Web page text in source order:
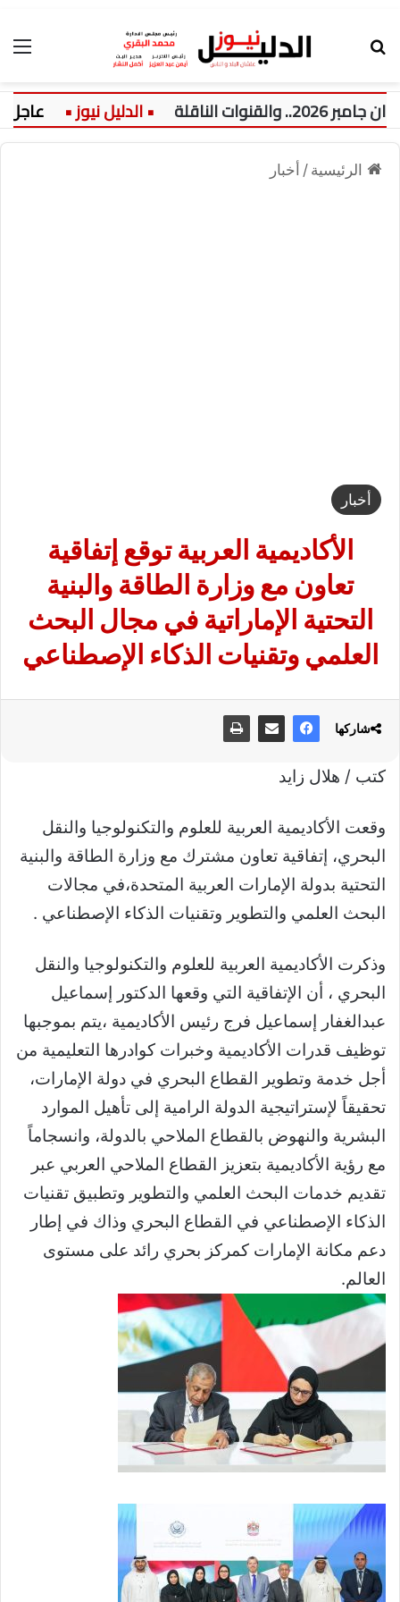
الناقلة عاجل:
الرئيسية / أخبار
أخبار
الأكاديمية العربية توقع إتفاقية
تعاون مع وزارة الطاقة والبنية
التحتية الإماراتية في مجال البحث
العلمي وتقنيات الذكاء الإصطناعي
كتب / هلال زايد
وقعت الأكاديمية العربية للعلوم والتكنولوجيا والنقل
البحري، إتفاقية تعاون مشترك مع وزارة الطاقة والبنية
التحتية بدولة الإمارات العربية المتحدة،في مجالات
البحث العلمي والتطوير وتقنيات الذكاء الإصطناعي .
وذكرت الأكاديمية العربية للعلوم والتكنولوجيا والنقل
البحري ، أن الإتفاقية التي وقعها الدكتور إسماعيل
عبدالغفار إسماعيل فرج رئيس الأكاديمية ،يتم بموجبها
توظيف قدرات الأكاديمية وخبرات كوادرها التعليمية من
أجل خدمة وتطوير القطاع البحري في دولة الإمارات،
تحقيقاً لإستراتيجية الدولة الرامية إلى تأهيل الموارد
البشرية والنهوض بالقطاع الملاحي بالدولة، وانسجاماً
مع رؤية الأكاديمية بتعزيز القطاع الملاحي العربي عبر
تقديم خدمات البحث العلمي والتطوير وتطبيق تقنيات
الذكاء الإصطناعي في القطاع البحري وذاك في إطار
دعم مكانة الإمارات كمركز بحري رائد على مستوى
العالم.
شاركها